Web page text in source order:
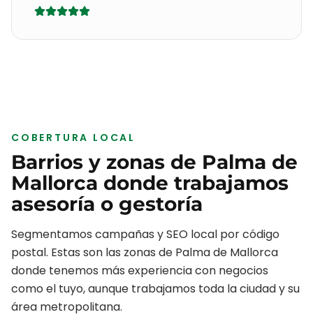
COBERTURA LOCAL
Barrios y zonas de Palma de
Mallorca donde trabajamos
asesoría o gestoría
Segmentamos campañas y SEO local por código
postal. Estas son las zonas de Palma de Mallorca
donde tenemos más experiencia con negocios
como el tuyo, aunque trabajamos toda la ciudad y su
área metropolitana.